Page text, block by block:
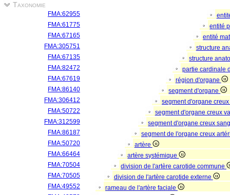
Taxonomie
FMA:62955
FMA:61775
entité
FMA:67165
entité
FMA:305751
structure
FMA:67135
structure
FMA:82472
partie cardinale
FMA:67619
région d'organe
FMA:86140
segment d'organe
FMA:306412
segment d'organe
FMA:50722
segment d'organe creux
FMA:312599
segment d'organe creux
FMA:86187
segment de l'organe creux
FMA:50720
artère
FMA:66464
artère systémique
FMA:70504
division de l'artère carotide commune
FMA:70505
division de l'artère carotide externe
FMA:49552
rameau de l'artère faciale